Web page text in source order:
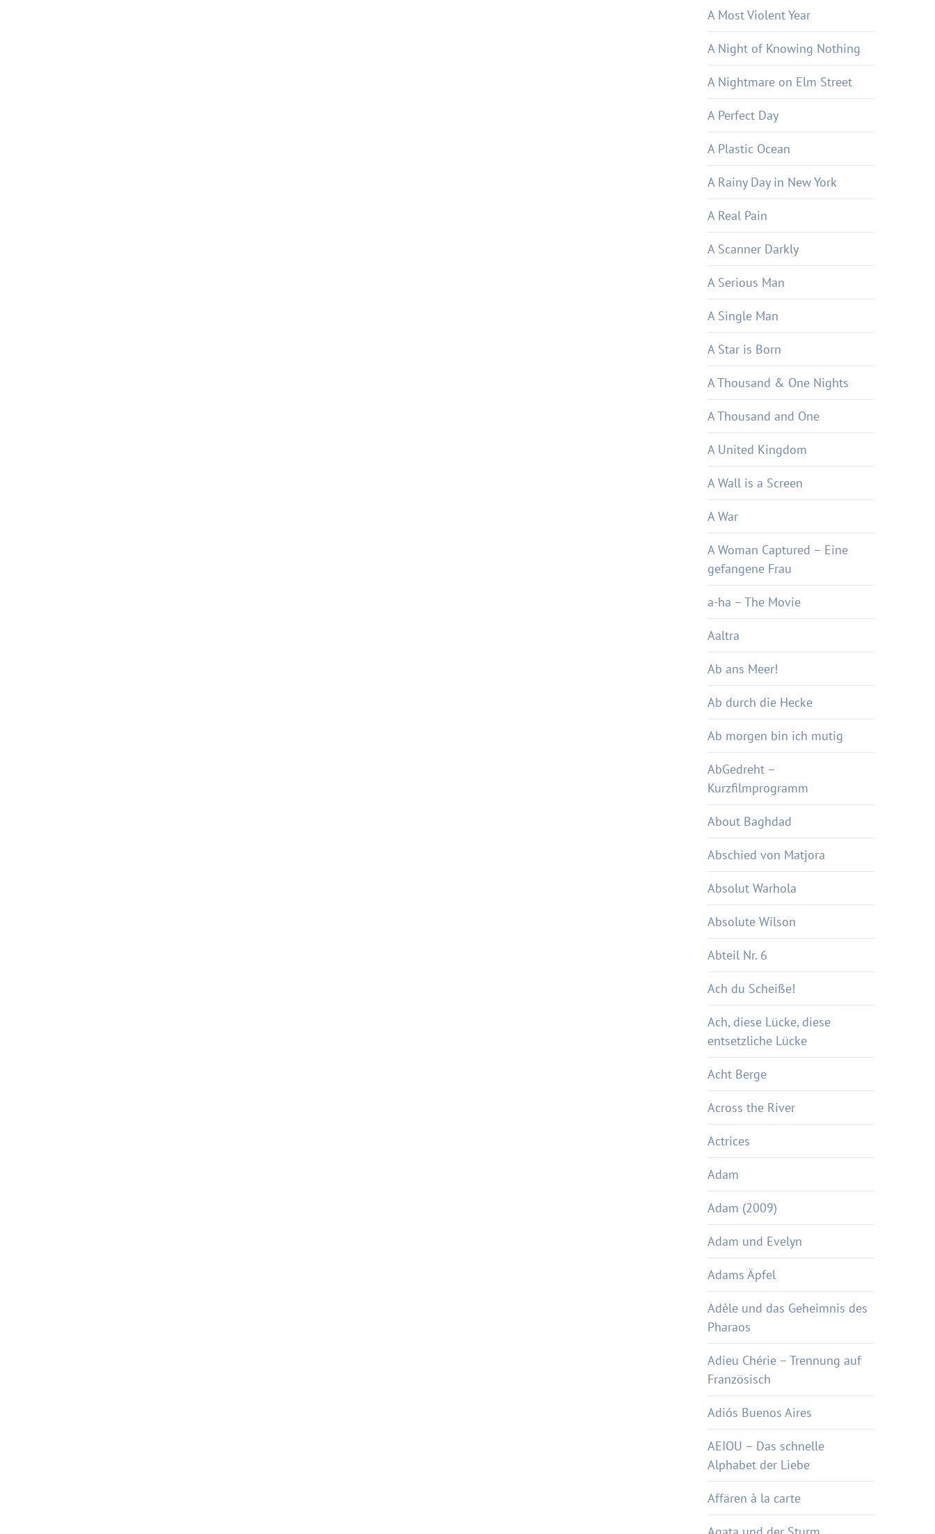
A Most Violent Year
A Night of Knowing Nothing
A Nightmare on Elm Street
A Perfect Day
A Plastic Ocean
A Rainy Day in New York
A Real Pain
A Scanner Darkly
A Serious Man
A Single Man
A Star is Born
A Thousand & One Nights
A Thousand and One
A United Kingdom
A Wall is a Screen
A War
A Woman Captured – Eine
gefangene Frau
a-ha – The Movie
Aaltra
Ab ans Meer!
Ab durch die Hecke
Ab morgen bin ich mutig
AbGedreht –
Kurzfilmprogramm
About Baghdad
Abschied von Matjora
Absolut Warhola
Absolute Wilson
Abteil Nr. 6
Ach du Scheiße!
Ach, diese Lücke, diese
entsetzliche Lücke
Acht Berge
Across the River
Actrices
Adam
Adam (2009)
Adam und Evelyn
Adams Äpfel
Adèle und das Geheimnis des
Pharaos
Adieu Chérie – Trennung auf
Französisch
Adiós Buenos Aires
AEIOU – Das schnelle
Alphabet der Liebe
Affären à la carte